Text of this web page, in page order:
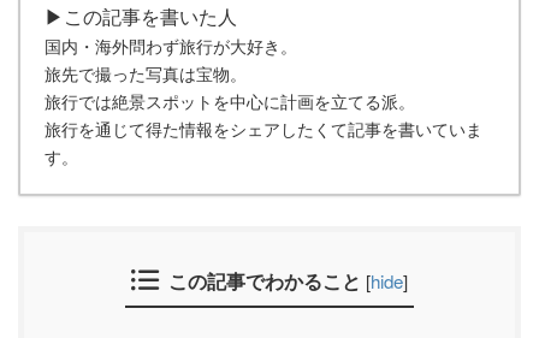
▶この記事を書いた人
国内・海外問わず旅行が大好き。
旅先で撮った写真は宝物。
旅行では絶景スポットを中心に計画を立てる派。
旅行を通じて得た情報をシェアしたくて記事を書いていま
す。
この記事でわかること [hide]